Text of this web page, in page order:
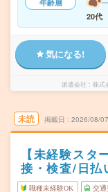
年齢層
20代
気になる!
派遣会社 株式
未読 掲載日 2026/08/07
【未経験スタ
接・検査/日払
職種未経験OK 交通